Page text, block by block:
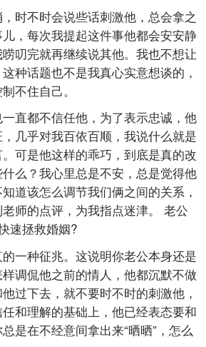
时不时会说些话刺激他，总会拿之
，每次我提起这件事他都会安安静
叨完就再继续说其他。我也不想让
种话题也不是我真心实意想谈的，
不住自己。
直都不信任他，为了表示忠诚，他
几乎对我百依百顺，我说什么就是
可是他这样的乖巧，到底是真的改
么？我心里总是不安，总是觉得他
道该怎么调节我们俩之间的关系，
师的点评，为我指点迷津。 老公
速拯救婚姻?
一种征兆。这说明你老公本身还是
调侃他之前的情人，他都沉默不做
过下去，就不要时不时的刺激他，
和理解的基础上，他已经表态要和
是在不经意间拿出来“晒晒”，怎么